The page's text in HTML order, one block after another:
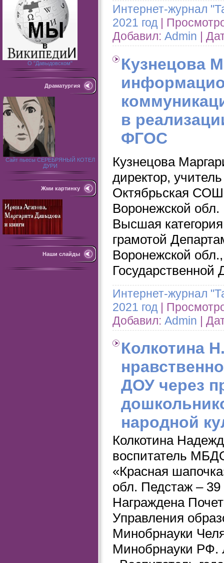
О "Давыдовском"
Драматургия
Сайт пьесы СЕРЕБРЯНЫЙ КОТЕЛ
ДУРИ
Жми картинку
Наши слайды
Интернет-журнал
2021 год |
Добавил: Admin |
Кузнецова
в
ФГОС
Кузнецова
директор,
Октябрьская СОШ
Воронежской обл.
Высшая
грамотой
Воронежской
Интернет-журнал
2021 год |
Добавил: Admin |
Колкотина
ДОУ через
народной
Колкотина
воспитатель
«Красная
обл. Педстаж – 39
Награждена
Управления
Минобрнауки
Минобрнауки РФ.